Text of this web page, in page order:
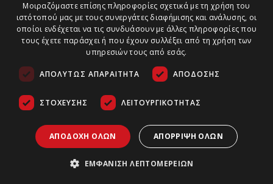
Μοιραζόμαστε επίσης πληροφορίες σχετικά με τη χρήση του
ιστότοπού μας με τους συνεργάτες διαφήμισης και ανάλυσης, οι
οποίοι ενδέχεται να τις συνδυάσουν με άλλες πληροφορίες που
τους έχετε παράσχει ή που έχουν συλλέξει από τη χρήση των
υπηρεσιών τους από εσάς.
ΑΠΟΛΎΤΩΣ ΑΠΑΡΑΊΤΗΤΑ ΑΠΌΔΟΣΗΣ
ΣΤΌΧΕΥΣΗΣ ΛΕΙΤΟΥΡΓΙΚΌΤΗΤΑΣ
ΑΠΟΔΟΧΉ ΌΛΩΝ ΑΠΌΡΡΙΨΗ ΌΛΩΝ
ΕΜΦΆΝΙΣΗ ΛΕΠΤΟΜΕΡΕΙΏΝ